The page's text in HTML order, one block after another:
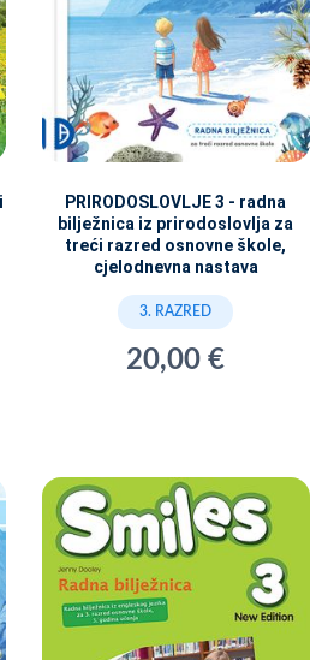
PRIRODOSLOVLJE 3 - radna
bilježnica iz prirodoslovlja za
treći razred osnovne škole,
cjelodnevna nastava
3. RAZRED
20,00 €